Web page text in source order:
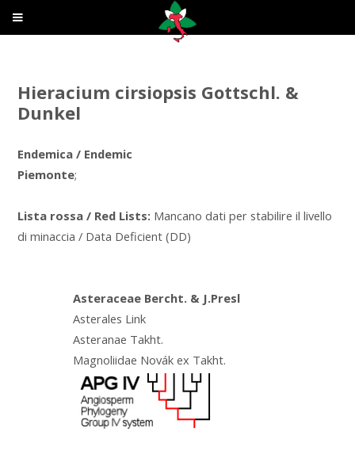
Hieracium cirsiopsis Gottschl. &
Dunkel
Endemica / Endemic
Piemonte;
Lista rossa / Red Lists: Mancano dati per stabilire il livello
di minaccia / Data Deficient (DD)
Asteraceae Bercht. & J.Presl
Asterales Link
Asteranae Takht.
Magnoliidae Novák ex Takht.